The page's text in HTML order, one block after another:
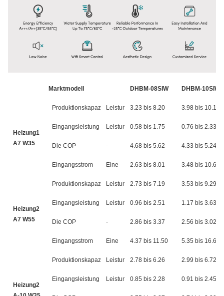
Marktmodell DHBM-08SIW DHBM-10SIW
Heizung1
A7 W35
ProduktionskapazitätLeistung 3.23 bis 8.20 3.98 bis 10.10
Eingangsleistung Leistung 0.58 bis 1.75 0.76 bis 2.33
Die COP - 4.68 bis 5.62 4.33 bis 5.24
Eingangsstrom Eine 2.63 bis 8.01 3.48 bis 10.66
Heizung2
A7 W55
ProduktionskapazitätLeistung 2.73 bis 7.19 3.53 bis 9.29
Eingangsleistung Leistung 0.96 bis 2.51 1.17 bis 3.63
Die COP - 2.86 bis 3.37 2.56 bis 3.02
Eingangsstrom Eine 4.37 bis 11.50 5.35 bis 16.61
Heizung2
ProduktionskapazitätLeistung 2.78 bis 6.26 2.99 bis 6.72
Eingangsleistung Leistung 0.85 bis 2.28 0.91 bis 2.45